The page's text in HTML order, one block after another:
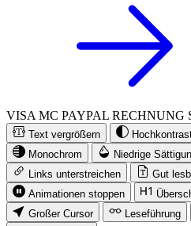
VISA MC PAYPAL RECHNUNG
Text vergrößern
Monochrom
Niedrige
Links unterstreichen
Gut
Animationen stoppen
Großer Cursor
Leseführung